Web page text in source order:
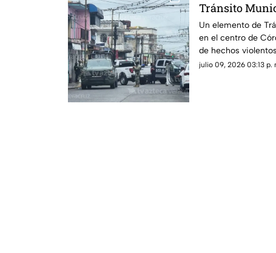
Tránsito
ocurrió
Un elemento de
en el centro de
de hechos
Rocío Nahle.
julio 09, 2026 03:13 p.